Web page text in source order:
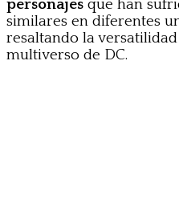
personajes que han
similares en diferentes
resaltando la
multiverso de DC.